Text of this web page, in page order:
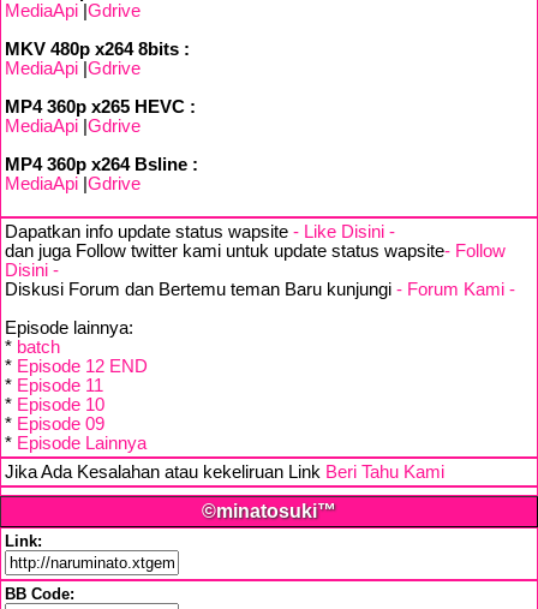
MediaApi Gdrive
MKV 480p x264 8bits :
MediaApi Gdrive
MP4 360p x265 HEVC :
MediaApi Gdrive
MP4 360p x264 Bsline :
MediaApi Gdrive
Dapatkan info update status wapsite - Like Disini -
dan juga Follow twitter kami untuk update status wapsite- Follow
Disini -
Diskusi Forum dan Bertemu teman Baru kunjungi - Forum Kami -
Episode lainnya:
* batch
* Episode 12 END
* Episode 11
* Episode 10
* Episode 09
* Episode Lainnya
Jika Ada Kesalahan atau kekeliruan Link Beri Tahu Kami
©minatosuki™
Link:
BB Code: